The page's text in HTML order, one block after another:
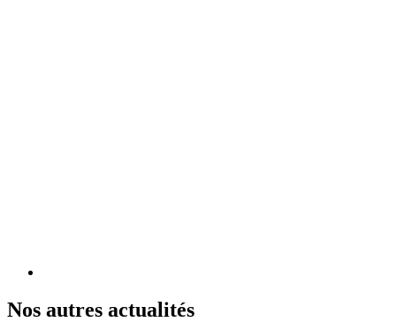
Nos autres actualités